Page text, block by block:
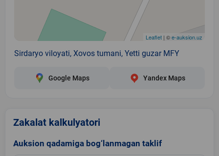
Leaflet | ©e-auksion.uz
Sirdaryo viloyati, Xovos tumani, Yetti guzar MFY
Google Maps Yandex Maps
Zakalat kalkulyatori
Auksion qadamiga bog‘lanmagan taklif